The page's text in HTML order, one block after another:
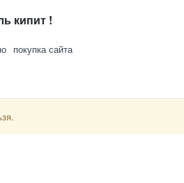
кипит !
покупка сайта